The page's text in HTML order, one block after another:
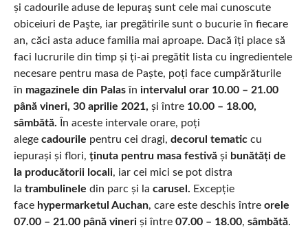
și cadourile aduse de Iepuraş sunt cele mai cunoscute
obiceiuri de Paşte, iar pregătirile sunt o bucurie în fiecare
an, căci asta aduce familia mai aproape. Dacă îți place să
faci lucrurile din timp și ți-ai pregătit lista cu ingredientele
necesare pentru masa de Paște, poți face cumpărăturile
în magazinele din Palasîn intervalul orar 10.00 – 21.00
până vineri, 30 aprilie 2021, și între 10.00 – 18.00,
sâmbătă. În aceste intervale orare, poți
alege cadourile pentru cei dragi, decorul tematiccu
iepurași și flori, ținuta pentru masa festivăși bunătăți de
la producătorii locali, iar cei mici se pot distra
la trambulinele din parc și la carusel. Excepție
face hypermarketul Auchan, care este deschis între orele
07.00 – 21.00 până vineriși între 07.00 – 18.00, sâmbătă.